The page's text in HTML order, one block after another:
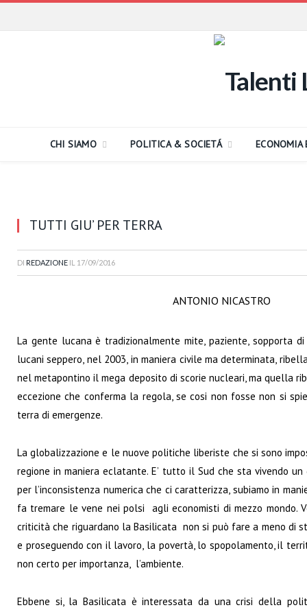
CHI SIAMO POLITICA & SOCIETÁ ECONOMIA
TUTTI GIU’ PER TERRA
DI REDAZIONE IL 17/09/2016
ANTONIO NICASTRO
La gente lucana è tradizionalmente mite, paziente, sopporta
lucani seppero, nel 2003, in maniera civile ma determinata,
nel metapontino il mega deposito di scorie nucleari, ma quella
eccezione che conferma la regola, se cosi non fosse non si
terra di emergenze.
La globalizzazione e le nuove politiche liberiste che si sono
regione in maniera eclatante. E’ tutto il Sud che sta vivendo
per l’inconsistenza numerica che ci caratterizza, subiamo in
fa tremare le vene nei polsi agli economisti di mezzo mondo.
criticità che riguardano la Basilicata non si può fare a meno di
e proseguendo con il lavoro, la povertà, lo spopolamento, il
non certo per importanza, l’ambiente.
Ebbene si, la Basilicata è interessata da una crisi della